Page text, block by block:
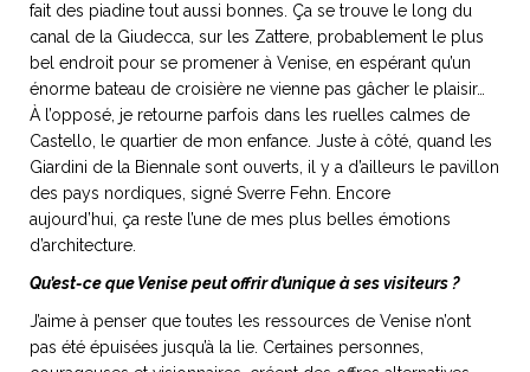
fait des piadine tout aussi bonnes. Ça se trouve le long du
canal de la Giudecca, sur les Zattere, probablement le plus
bel endroit pour se promener à Venise, en espérant qu’un
énorme bateau de croisière ne vienne pas gâcher le plaisir…
À l’opposé, je retourne parfois dans les ruelles calmes de
Castello, le quartier de mon enfance. Juste à côté, quand les
Giardini de la Biennale sont ouverts, il y a d’ailleurs le pavillon
des pays nordiques, signé Sverre Fehn. Encore
aujourd’hui, ça reste l’une de mes plus belles émotions
d’architecture.
Qu’est-ce que Venise peut offrir d’unique à ses visiteurs ?
J’aime à penser que toutes les ressources de Venise n’ont
pas été épuisées jusqu’à la lie. Certaines personnes,